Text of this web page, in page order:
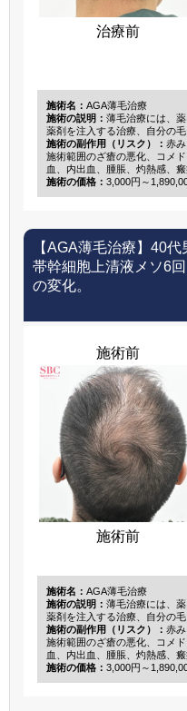
治療前
施術名： AGA薄毛治療
施術の説明： 薄毛治療には、
薬剤を注入する治療、自分の
施術の副作用（リスク）： 赤
施術範囲のざ瘡の悪化、コメ
血、内出血、腫脹、灼熱感、
施術の価格： 3,000円～
【AGA薄毛治療】 40代
帯幹細胞上清液メソ6
の変化。
施術前
施術前
施術名： AGA薄毛治療
施術の説明： 薄毛治療には、
薬剤を注入する治療、自分の
施術の副作用（リスク）： 赤
施術範囲のざ瘡の悪化、コメ
血、内出血、腫脹、灼熱感、
施術の価格： 3,000円～